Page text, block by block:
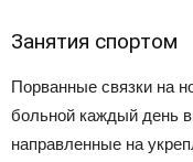
Занятия спортом
Порванные связки на
больной каждый день
направленные на